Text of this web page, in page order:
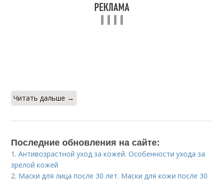
Читать дальше →
Последние обновления на сайте:
1.Антивозрастной уход за кожей. Особенности ухода за
зрелой кожей
2. Маски для лица после 30 лет. Маски для кожи после 30